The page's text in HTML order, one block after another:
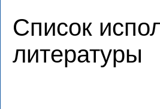
Список
литературы